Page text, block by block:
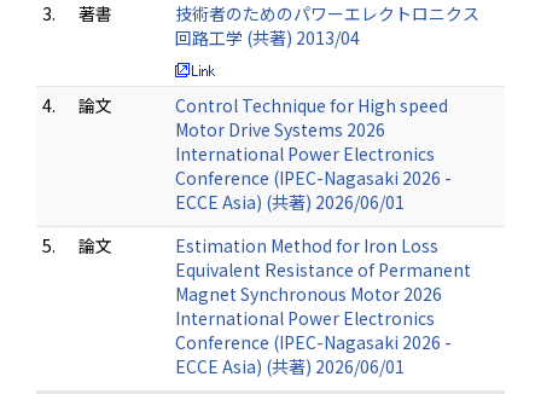
3.
著書
技術者のためのパワーエレクトロニクス
回路工学 (共著) 2013/04
4. 論文
Control Technique for High speed
Motor Drive Systems 2026
International Power Electronics
Conference (IPEC-Nagasaki 2026 -
ECCE Asia) (共著) 2026/06/01
5.
論文
Estimation Method for Iron Loss
Equivalent Resistance of Permanent
Magnet Synchronous Motor 2026
International Power Electronics
Conference (IPEC-Nagasaki 2026 -
ECCE Asia) (共著) 2026/06/01